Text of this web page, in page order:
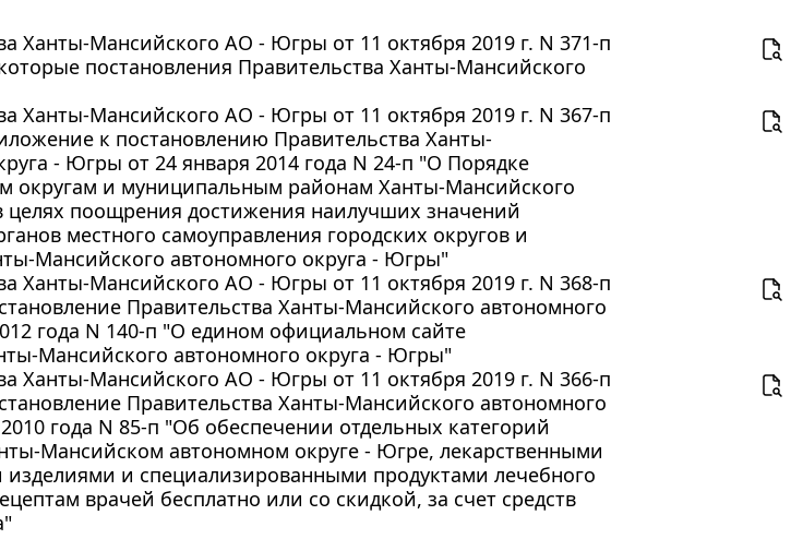
Ханты-Мансийского АО - Югры от 11 октября 2019 г. N 371-п
постановления Правительства Ханты-Мансийского
Ханты-Мансийского АО - Югры от 11 октября 2019 г. N 367-п
к постановлению Правительства Ханты-
- Югры от 24 января 2014 года N 24-п "О Порядке
округам и муниципальным районам Ханты-Мансийского
целях поощрения достижения наилучших значений
местного самоуправления городских округов и
Мансийского автономного округа - Югры"
Ханты-Мансийского АО - Югры от 11 октября 2019 г. N 368-п
Правительства Ханты-Мансийского автономного
года N 140-п "О едином официальном сайте
Мансийского автономного округа - Югры"
Ханты-Мансийского АО - Югры от 11 октября 2019 г. N 366-п
Правительства Ханты-Мансийского автономного
года N 85-п "Об обеспечении отдельных категорий
Мансийском автономном округе - Югре, лекарственными
и специализированными продуктами лечебного
врачей бесплатно или со скидкой, за счет средств